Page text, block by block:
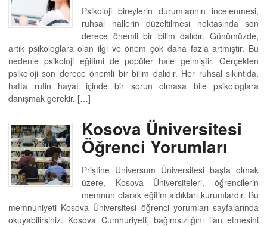
Psikoloji bireylerin durumlarının incelenmesi,
ruhsal hallerin düzeltilmesi noktasında son
derece önemli bir bilim dalıdır. Günümüzde,
artık psikologlara olan ilgi ve önem çok daha fazla artmıştır. Bu
nedenle psikoloji eğitimi de popüler hale gelmiştir. Gerçekten
psikoloji son derece önemli bir bilim dalıdır. Her ruhsal sıkıntıda,
hatta rutin hayat içinde bir sorun olmasa bile psikologlara
danışmak gerekir. […]
Kosova Üniversitesi
Öğrenci Yorumları
Priştine Universum Üniversitesi başta olmak
üzere, Kosova Üniversiteleri, öğrencilerin
memnun olarak eğitim aldıkları kurumlardır. Bu
memnuniyeti Kosova Üniversitesi öğrenci yorumları sayfalarında
okuyabilirsiniz. Kosova Cumhuriyeti, bağımsızlığını ilan etmesini